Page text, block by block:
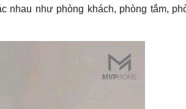
nhau như phòng khách, phòng tắm,